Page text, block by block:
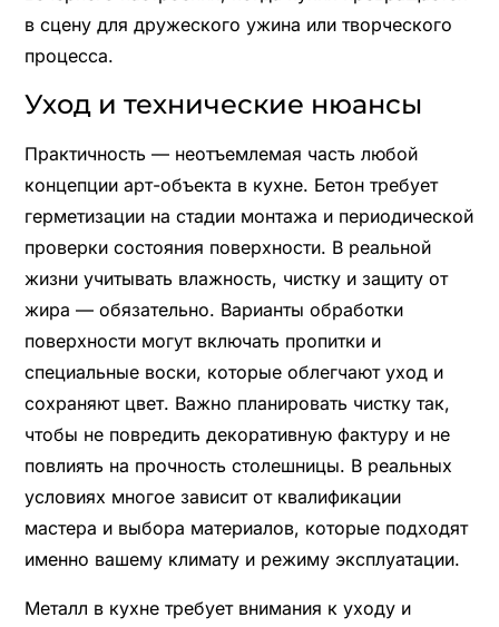
в сцену для дружеского ужина или творческого
процесса.
Уход и технические нюансы
Практичность — неотъемлемая часть любой
концепции арт-объекта в кухне. Бетон требует
герметизации на стадии монтажа и периодической
проверки состояния поверхности. В реальной
жизни учитывать влажность, чистку и защиту от
жира — обязательно. Варианты обработки
поверхности могут включать пропитки и
специальные воски, которые облегчают уход и
сохраняют цвет. Важно планировать чистку так,
чтобы не повредить декоративную фактуру и не
повлиять на прочность столешницы. В реальных
условиях многое зависит от квалификации
мастера и выбора материалов, которые подходят
именно вашему климату и режиму эксплуатации.
Металл в кухне требует внимания к уходу и